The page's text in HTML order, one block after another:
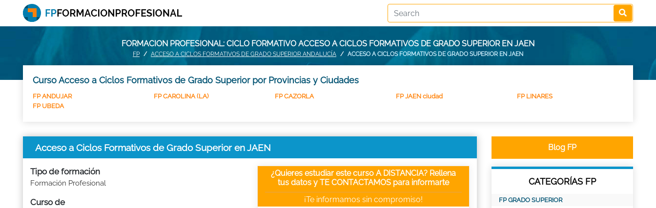
FORMACION PROFESIONAL: CICLO FORMATIVO ACCESO A CICLOS FORMATIVOS DE GRADO SUPERIOR EN JAEN
FP ACCESO A CICLOS FORMATIVOS DE GRADO SUPERIOR ANDALUCÍA ACCESO A CICLOS FORMATIVOS DE GRADO SUPERIOR EN JAEN
Curso Acceso a Ciclos Formativos de Grado Superior por Provincias y Ciudades
FP ANDUJAR FP CAROLINA (LA) FP CAZORLA FP JAEN ciudad
FP LINARES
FP UBEDA
Acceso a Ciclos Formativos de Grado Superior en JAEN
Tipo de formación
Formación Profesional
Curso de
¿Quieres estudiar este curso A DISTANCIA? Rellena
tus datos y TE CONTACTAMOS para informarte
¡Te informamos sin compromiso!
Blog FP
CATEGORÍAS FP
FP GRADO SUPERIOR